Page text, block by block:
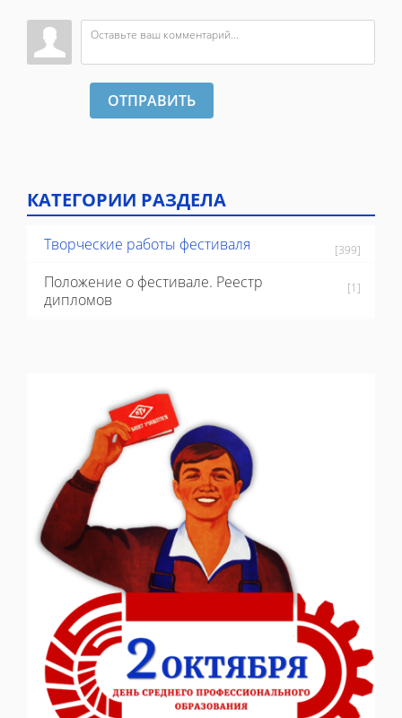
ОТПРАВИТЬ
КАТЕГОРИИ РАЗДЕЛА
Творческие работы фестиваля [399]
Положение о фестивале. Реестр
дипломов
[1]